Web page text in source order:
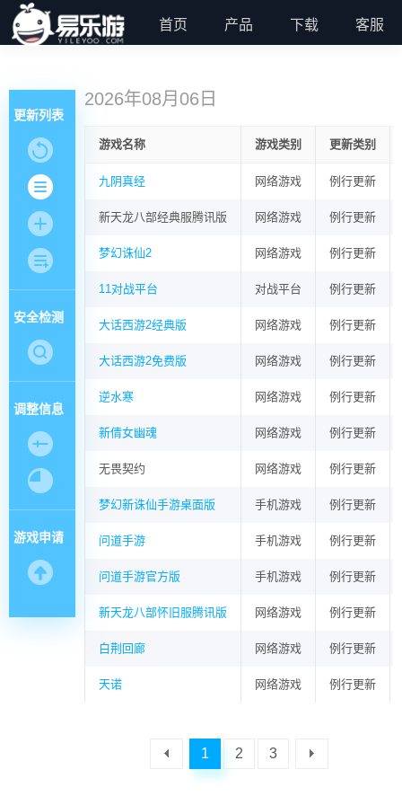
首页 产品 下载 客服
更新列表
安全检测
调整信息
游戏申请
2026年08月06日
游戏名称 游戏类别 更新类别
九阴真经 网络游戏 例行更新
新天龙八部经典服腾讯版 网络游戏 例行更新
梦幻诛仙2 网络游戏 例行更新
11对战平台 对战平台 例行更新
大话西游2经典版 网络游戏 例行更新
大话西游2免费版 网络游戏 例行更新
逆水寒 网络游戏 例行更新
新倩女幽魂 网络游戏 例行更新
无畏契约 网络游戏 例行更新
梦幻新诛仙手游桌面版 手机游戏 例行更新
问道手游 手机游戏 例行更新
问道手游官方版 手机游戏 例行更新
新天龙八部怀旧服腾讯版 网络游戏 例行更新
白荆回廊 网络游戏 例行更新
天诺 网络游戏 例行更新
1 2 3